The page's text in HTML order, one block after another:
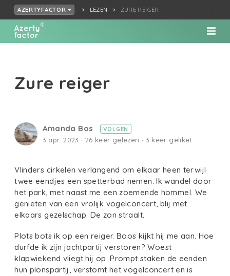
AZERTYFACTOR LEZEN ZURE REIGER
Zure reiger
Amanda Bos VOLGEN
3 apr. 2023 · 26 keer gelezen · 3 keer geliket
Vlinders cirkelen verlangend om elkaar heen terwijl
twee eendjes een spetterbad nemen. Ik wandel door
het park, met naast me een zoemende hommel. We
genieten van een vrolijk vogelconcert, blij met
elkaars gezelschap. De zon straalt.
Plots bots ik op een reiger. Boos kijkt hij me aan. Hoe
durfde ik zijn jachtpartij verstoren? Woest
klapwiekend vliegt hij op. Prompt staken de eenden
hun plonspartij, verstomt het vogelconcert en is